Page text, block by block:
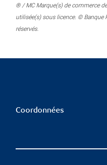
® / MC Marque(s) de commerce
utilisée(s) sous licence. © Banque
réservés.
Coordonnées